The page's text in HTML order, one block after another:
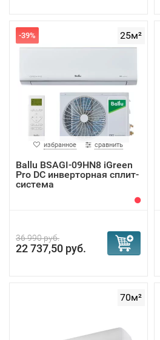
25м²
-39%
избранное сравнить
Ballu BSAGI-09HN8 iGreen
Pro DC инверторная сплит-
система
36 990 руб.
22 737,50 руб.
70м²